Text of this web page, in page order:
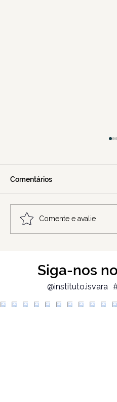
Siga-nos
@instituto.isvara
esforçando?
Comentários
Comente e avalie